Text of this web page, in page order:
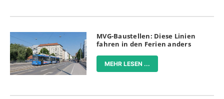
MVG-Baustellen: Diese Linien
fahren in den Ferien anders
MEHR LESEN ...